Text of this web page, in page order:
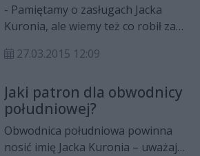
- Pamiętamy o zasługach Jacka
Kuronia, ale wiemy też co robił za
obwodnica Radomia powinna nosić
posłanka Marzena Wróbel i
przedstawiciele radomskiej
Młodzieży Wszechpolskiej.
27.03.2015 12:09
Jaki patron dla obwodnicy
południowej?
Obwodnica południowa powinna
nosić imię Jacka Kuronia – uważają